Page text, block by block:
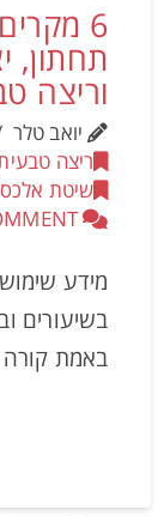
6
תחתון,
וריצה
יואב טלר
ריצה
שיטת
LEAVE A COMMENT
מידע
בשיעורים
באמת